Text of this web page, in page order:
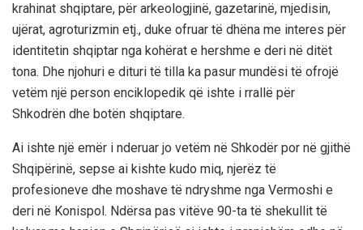
krahinat shqiptare, për arkeologjinë, gazetarinë, mjedisin,
ujërat, agroturizmin etj., duke ofruar të dhëna me interes për
identitetin shqiptar nga kohërat e hershme e deri në ditët
tona. Dhe njohuri e dituri të tilla ka pasur mundësi të ofrojë
vetëm një person enciklopedik që ishte i rrallë për
Shkodrën dhe botën shqiptare.
Ai ishte një emër i nderuar jo vetëm në Shkodër por në gjithë
Shqipërinë, sepse ai kishte kudo miq, njerëz të
profesioneve dhe moshave të ndryshme nga Vermoshi e
deri në Konispol. Ndërsa pas vitëve 90-ta të shekullit të